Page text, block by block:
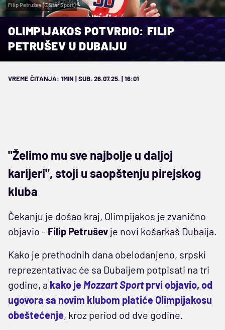
Filip Petrušev (©Star Sport)
OLIMPIJAKOS POTVRDIO: FILIP
PETRUŠEV U DUBAIJU
VREME ČITANJA: 1MIN | SUB. 26.07.25. | 16:01
"Želimo mu sve najbolje u daljoj
karijeri", stoji u saopštenju pirejskog
kluba
Čekanju je došao kraj, Olimpijakos je zvanično
objavio - Filip Petrušev je novi košarkaš Dubaija.
Kako je prethodnih dana obelodanjeno, srpski
reprezentativac će sa Dubaijem potpisati na tri
godine, a kako je Mozzart Sportprvi objavio, od
ugovora sa novim klubom platiće Olimpijakosu
obeštećenje, kroz period od dve godine.